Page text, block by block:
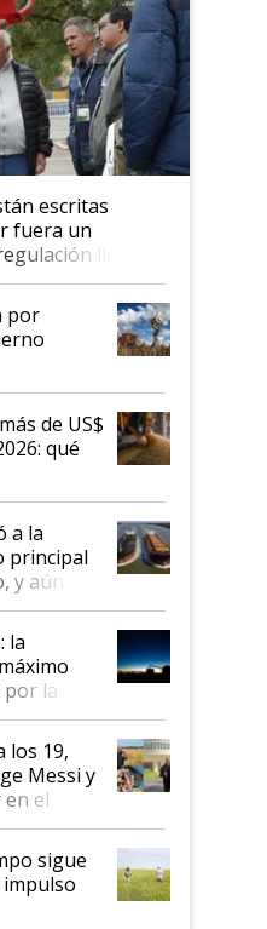
escritas
fuera un
llegó
y hasta se
al IPCVA
por
de US$
qué
a la
principal
aún así
de cada
el
la
la
los 19,
Messi y
el
"darle
libertario
salió
sigue